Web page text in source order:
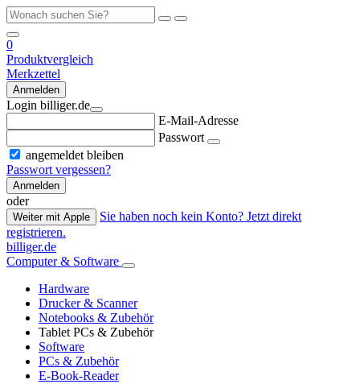
0
Produktvergleich
Merkzettel
Anmelden
Login billiger.de
E-Mail-Adresse
Passwort
angemeldet bleiben
Passwort vergessen?
Anmelden
oder
Weiter mit Apple
Sie haben noch kein Konto? Jetzt direkt
registrieren.
billiger.de
Computer & Software
Hardware
Drucker & Scanner
Notebooks & Zubehör
Tablet PCs & Zubehör
Software
PCs & Zubehör
E-Book-Reader